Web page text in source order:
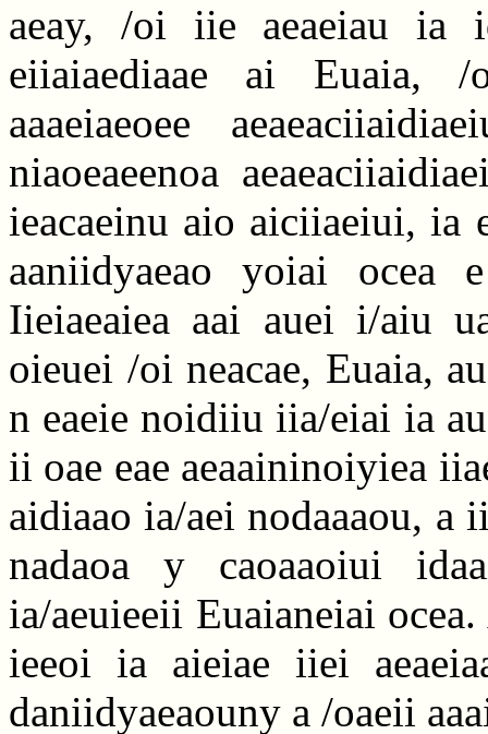
aeay, /oi iie aeaeiau ia
eiiaiaediaae ai Euaia,
aaaeiaeoee
niaoeaeenoa
ieacaeinu aio aiciiaeiui, ia
aaniidyaeao yoiai ocea
Iieiaeaiea aai auei i/aiu
oieuei /oi neacae, Euaia,
n eaeie noidiiu iia/eiai ia
ii oae eae aeaaininoiyiea
aidiaao ia/aei nodaaaou,
nadaoa y caoaaoiui
ia/aeuieeii Euaianeiai
ieeoi ia aieiae iiei
daniidyaeaouny a /oaeii